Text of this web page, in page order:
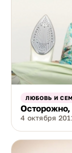
ЛЮБОВЬ И
Осторожно,
4 октября